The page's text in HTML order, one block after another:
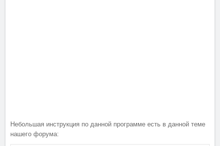
Небольшая инструкция по данной программе есть в данной теме
нашего форума: